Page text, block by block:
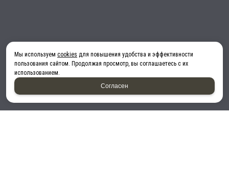
Мы используем cookies для повышения удобства и эффективности
пользования сайтом. Продолжая просмотр, вы соглашаетесь с их
использованием.
Согласен